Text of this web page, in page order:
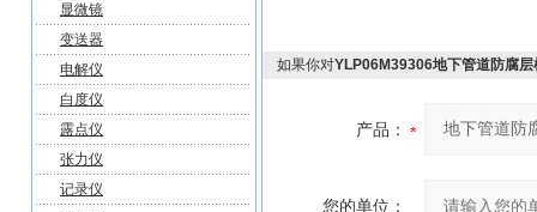
显微镜
变送器
电解仪
白度仪
露点仪
张力仪
记录仪
如果你对YLP06M39306地下管道防腐层
产品：
您的单位：